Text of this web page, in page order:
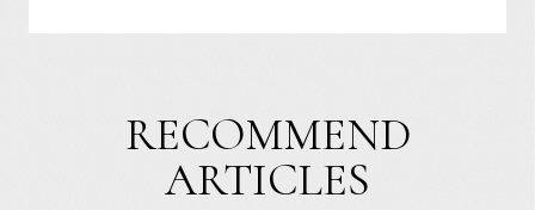
RECOMMEND
ARTICLES